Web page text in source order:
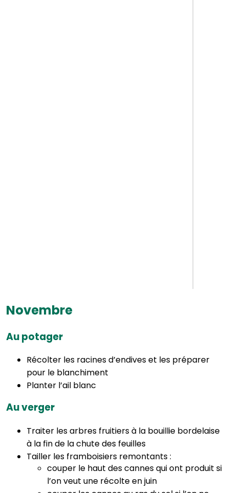
Novembre
Au potager
Récolter les racines d’endives et les préparer
pour le blanchiment
Planter l’ail blanc
Au verger
Traiter les arbres fruitiers à la bouillie bordelaise
à la fin de la chute des feuilles
Tailler les framboisiers remontants :
couper le haut des cannes qui ont produit si
l’on veut une récolte en juin